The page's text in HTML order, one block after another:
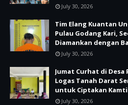
July 30, 2026
Tim Elang Kuantan
Pulau Godang Kari,
Diamankan dengan
July 30, 2026
Jumat Curhat di
Logas Tanah Darat
untuk Ciptakan
July 30, 2026